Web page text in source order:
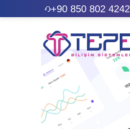
+90 850 802 4242